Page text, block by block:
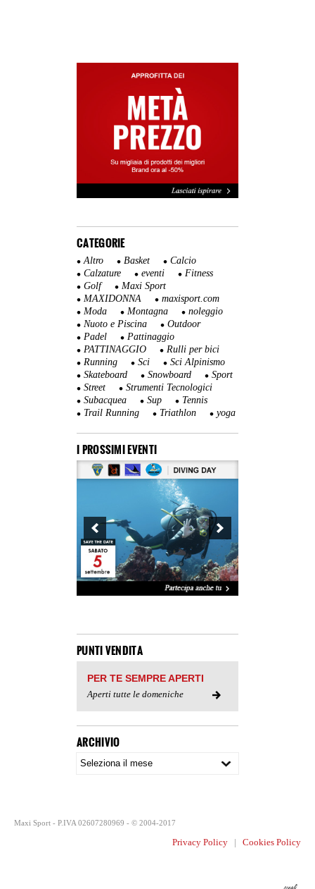
CATEGORIE
Altro Basket
Calcio
Calzature
eventi
Fitness
Golf
Maxi Sport
MAXIDONNA
maxisport.com
Moda
Montagna
noleggio
Nuoto e Piscina
Outdoor
Padel
Pattinaggio
PATTINAGGIO
Rulli per bici
Running
Sci
Sci Alpinismo
Skateboard
Snowboard
Sport
Street
Strumenti Tecnologici
Subacquea
Sup
Tennis
Trail Running
Triathlon yoga
I PROSSIMI EVENTI
PUNTI VENDITA
PER TE SEMPRE APERTI
Aperti tutte le domeniche
ARCHIVIO
Maxi Sport - P.IVA 02607280969 - © 2004-2017
Privacy Policy| Cookies Policy